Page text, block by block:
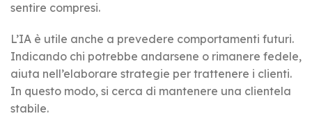
sentire compresi.
L’IA è utile anche a prevedere comportamenti futuri.
Indicando chi potrebbe andarsene o rimanere fedele,
aiuta nell’elaborare strategie per trattenere i clienti.
In questo modo, si cerca di mantenere una clientela
stabile.